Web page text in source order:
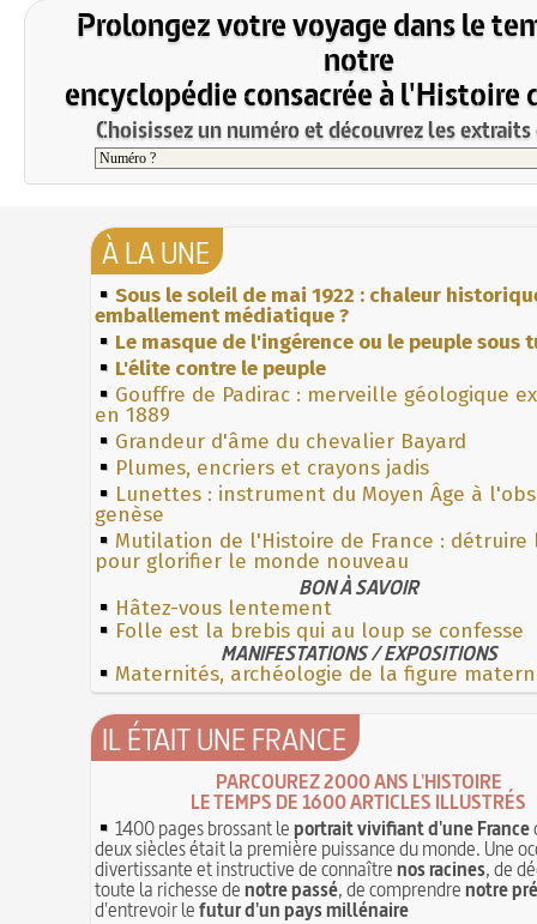
Prolongez votre voyage dans le
notre
encyclopédie consacrée à l'Histoire
Choisissez un numéro et découvrez les
À LA UNE
Sous le soleil de mai 1922 : chaleur
emballement médiatique ?
Le masque de l'ingérence ou le peuple sous
L'élite contre le peuple
Gouffre de Padirac : merveille géologique
en 1889
Grandeur d'âme du chevalier Bayard
Plumes, encriers et crayons jadis
Lunettes : instrument du Moyen Âge à
genèse
Mutilation de l'Histoire de France : détruire
pour glorifier le monde nouveau
BON À SAVOIR
Hâtez-vous lentement
Folle est la brebis qui au loup se confesse
MANIFESTATIONS / EXPOSITIONS
Maternités, archéologie de la figure
IL ÉTAIT UNE FRANCE
PARCOUREZ 2000 ANS L'HISTOIRE
LE TEMPS DE 1600 ARTICLES ILLUSTRÉS
1400 pages brossant leportrait vivifiant d'une France
deux siècles était la première puissance du monde. Une
divertissante et instructive de connaîtrenos racines, de
toute la richesse denotre passé, de comprendrenotre
d'entrevoir lefutur d'un pays millénaire